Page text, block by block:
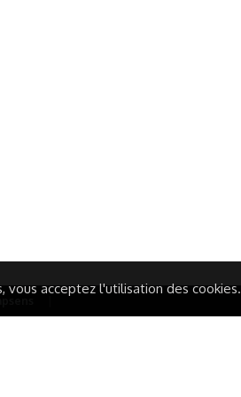
vous acceptez l'utilisation des cookies.